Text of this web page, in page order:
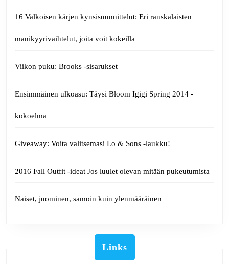
16 Valkoisen kärjen kynsisuunnittelut: Eri ranskalaisten
manikyyrivaihtelut, joita voit kokeilla
Viikon puku: Brooks -sisarukset
Ensimmäinen ulkoasu: Täysi Bloom Igigi Spring 2014 -
kokoelma
Giveaway: Voita valitsemasi Lo & Sons -laukku!
2016 Fall Outfit -ideat Jos luulet olevan mitään pukeutumista
Naiset, juominen, samoin kuin ylenmääräinen
Links